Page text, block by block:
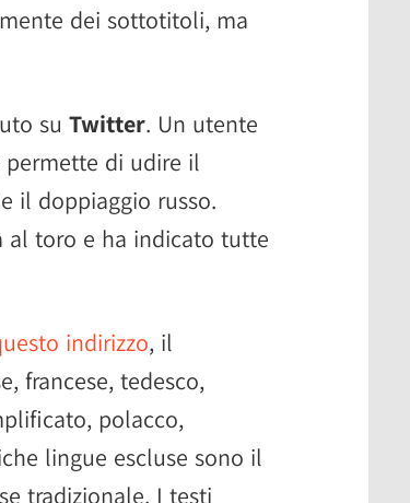
dei sottotitoli, ma
su Twitter. Un utente
di udire il
il doppiaggio russo.
al toro e ha indicato tutte
indirizzo, il
francese, tedesco,
polacco,
lingue escluse sono il
tradizionale. I testi